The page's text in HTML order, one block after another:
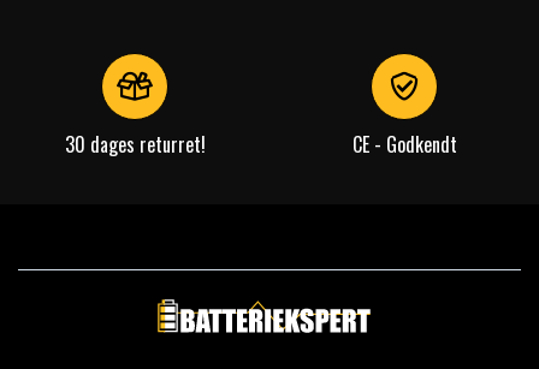
30 dages returret! CE - Godkendt